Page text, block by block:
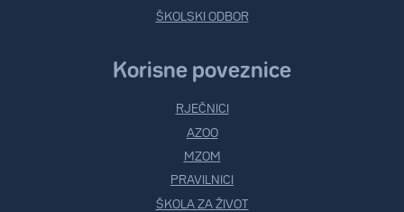
ŠKOLSKI ODBOR
Korisne poveznice
RJEČNICI
AZOO
MZOM
PRAVILNICI
ŠKOLA ZA ŽIVOT